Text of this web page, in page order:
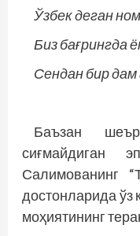
Ўзбек деган
Биз бағрингда
Сендан бир
Баъзан
сиғмайдиган
Салимованинг
достонларида ўз
моҳиятининг